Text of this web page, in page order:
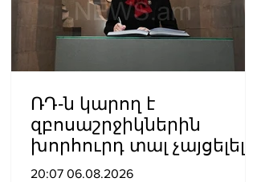
ՌԴ-ն կարող է
զբոսաշրջիկներին
խորհուրդ տալ չայցելել
Հայաստան՝
20:07 06.08.2026